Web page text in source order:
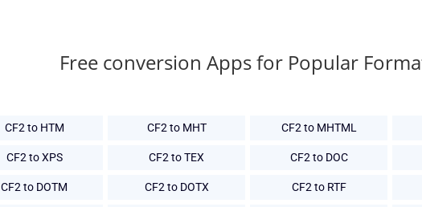
Free conversion Apps for Popular
CF2 to HTM CF2 to MHT CF2 to MHTML
CF2 to XPS CF2 to TEX CF2 to DOC
CF2 to DOTM CF2 to DOTX CF2 to RTF